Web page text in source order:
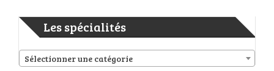
Les spécialités
Sélectionner une catégorie